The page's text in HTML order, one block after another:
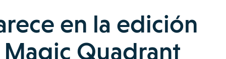
en la edición
Quadrant